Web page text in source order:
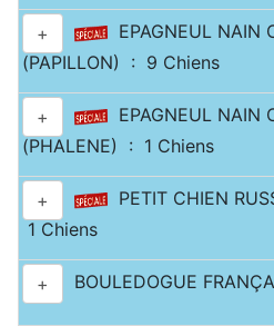
+
EPAGNEUL NAIN
(PAPILLON) : 9 Chiens
+
EPAGNEUL NAIN
(PHALENE) : 1 Chiens
+
PETIT CHIEN
1 Chiens
+ BOULEDOGUE